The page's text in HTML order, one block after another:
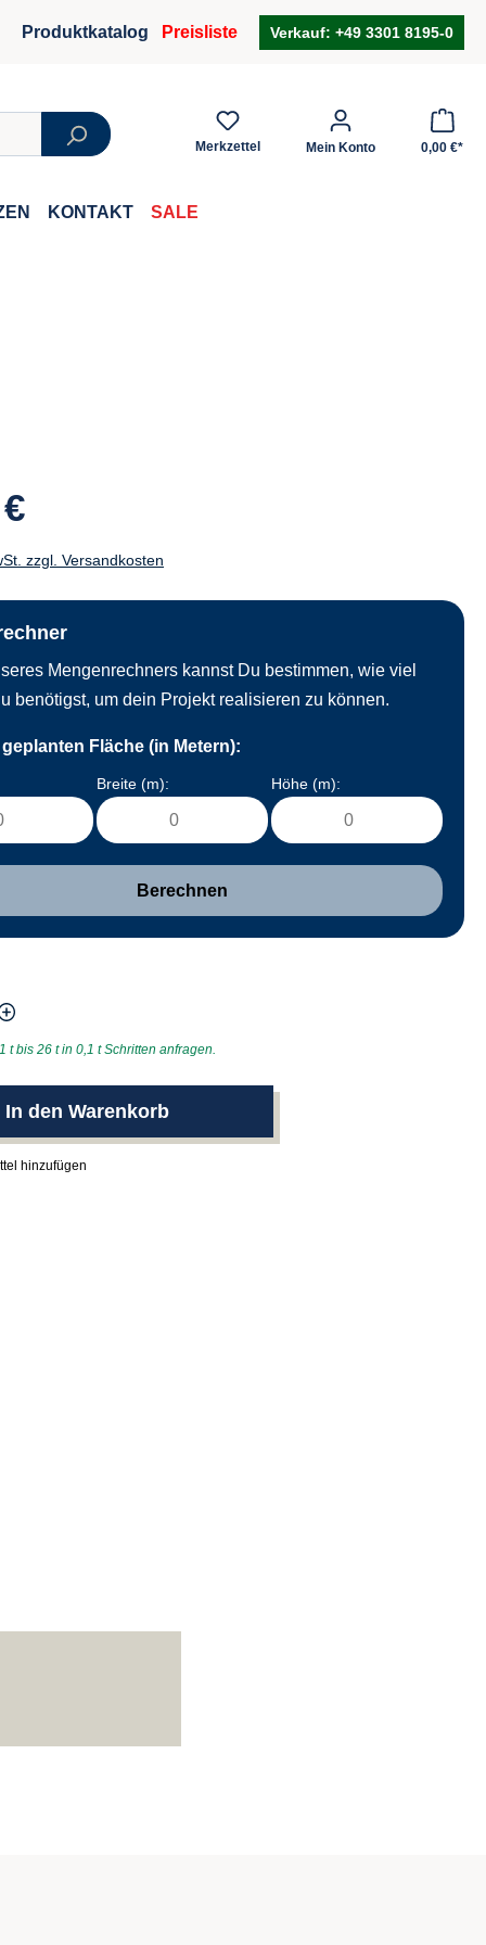
Produktkatalog Preisliste Verkauf: +49 3301 8195-0
Merkzettel Mein Konto 0,00 €*
KONTAKT SALE
zzgl. Versandkosten
Mengenrechners kannst Du bestimmen, wie viel
benötigst, um dein Projekt realisieren zu können.
Fläche (in Metern):
Breite (m): Höhe (m):
Berechnen
t bis 26 t in 0,1 t Schritten anfragen.
In den Warenkorb
hinzufügen